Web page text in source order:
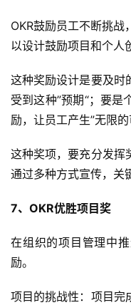
OKR鼓励员工不断挑战
以设计鼓励项目和个人
这种奖励设计是要及时
受到这种”预期“；要
励，让员工产生”无限的
这种奖项，要充分发挥
通过多种方式宣传，关
7、OKR优胜项目奖
在组织的项目管理中
励。
项目的挑战性：项目完